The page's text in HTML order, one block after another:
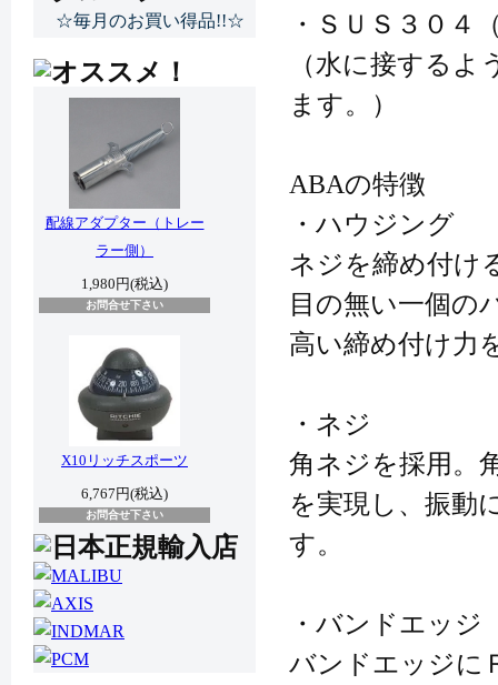
・ＳＵＳ３０
（水に接する
ます。）
ABAの特徴
・ハウジング
ネジを締め付け
目の無い一個の
高い締め付け力
・ネジ
角ネジを採用。
を実現し、振動
す。
・バンドエッジ
バンドエッジに
☆毎月のお買い得品!!☆
配線アダプター（トレー
ラー側）
1,980円(税込)
お問合せ下さい
X10リッチスポーツ
6,767円(税込)
お問合せ下さい